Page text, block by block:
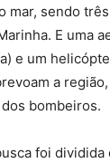
mar, sendo
E uma
e um
a
bombeiros.
foi dividida